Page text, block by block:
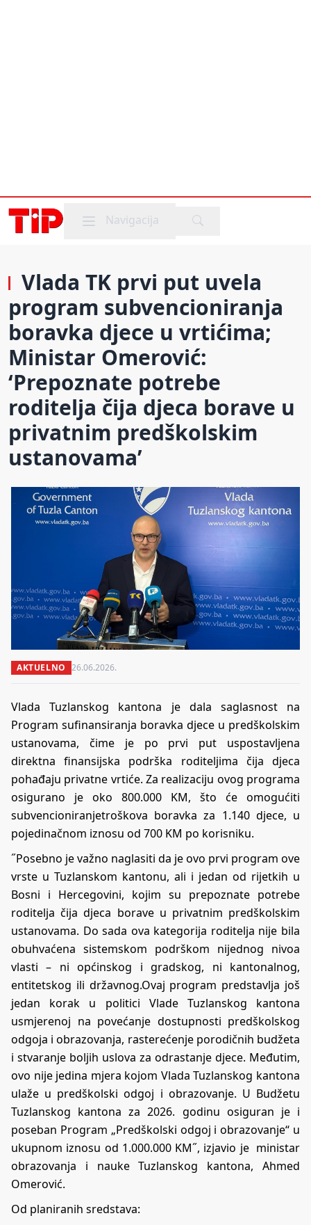
Mobile menu
Navigacija
Vlada TK prvi put uvela
program subvencioniranja
boravka djece u vrtićima;
Ministar Omerović:
‘Prepoznate potrebe
roditelja čija djeca borave u
privatnim predškolskim
ustanovama’
AKTUELNO 26.06.2026.
Vlada Tuzlanskog kantona je dala saglasnost na
Program sufinansiranja boravka djece u predškolskim
ustanovama, čime je po prvi put uspostavljena
direktna finansijska podrška roditeljima čija djeca
pohađaju privatne vrtiće. Za realizaciju ovog programa
osigurano je oko 800.000 KM, što će omogućiti
subvencioniranjetroškova boravka za 1.140 djece, u
pojedinačnom iznosu od 700 KM po korisniku.
˝Posebno je važno naglasiti da je ovo prvi program ove
vrste u Tuzlanskom kantonu, ali i jedan od rijetkih u
Bosni i Hercegovini, kojim su prepoznate potrebe
roditelja čija djeca borave u privatnim predškolskim
ustanovama. Do sada ova kategorija roditelja nije bila
obuhvaćena sistemskom podrškom nijednog nivoa
vlasti – ni općinskog i gradskog, ni kantonalnog,
entitetskog ili državnog.Ovaj program predstavlja još
jedan korak u politici Vlade Tuzlanskog kantona
usmjerenoj na povećanje dostupnosti predškolskog
odgoja i obrazovanja, rasterećenje porodičnih budžeta
i stvaranje boljih uslova za odrastanje djece. Međutim,
ovo nije jedina mjera kojom Vlada Tuzlanskog kantona
ulaže u predškolski odgoj i obrazovanje. U Budžetu
Tuzlanskog kantona za 2026. godinu osiguran je i
poseban Program „Predškolski odgoj i obrazovanje“ u
ukupnom iznosu od 1.000.000 KM˝, izjavio je ministar
obrazovanja i nauke Tuzlanskog kantona, Ahmed
Omerović.
Od planiranih sredstava: